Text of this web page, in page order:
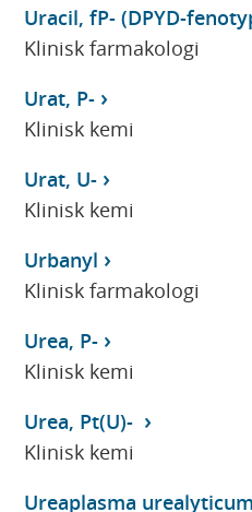
Uracil, fP- (DPYD-
Klinisk farmakologi
Urat, P-
Klinisk kemi
Urat, U-
Klinisk kemi
Urbanyl
Klinisk farmakologi
Urea, P-
Klinisk kemi
Urea, Pt(U)-
Klinisk kemi
Ureaplasma